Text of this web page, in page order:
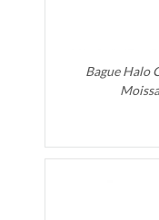
Bague Halo